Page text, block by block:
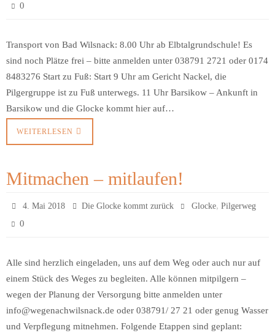
0
Transport von Bad Wilsnack: 8.00 Uhr ab Elbtalgrundschule! Es
sind noch Plätze frei – bitte anmelden unter 038791 2721 oder 0174
8483276 Start zu Fuß: Start 9 Uhr am Gericht Nackel, die
Pilgergruppe ist zu Fuß unterwegs. 11 Uhr Barsikow – Ankunft in
Barsikow und die Glocke kommt hier auf…
WEITERLESEN
Mitmachen – mitlaufen!
4. Mai 2018 Die Glocke kommt zurück Glocke, Pilgerweg
0
Alle sind herzlich eingeladen, uns auf dem Weg oder auch nur auf
einem Stück des Weges zu begleiten. Alle können mitpilgern –
wegen der Planung der Versorgung bitte anmelden unter
info@wegenachwilsnack.de oder 038791/ 27 21 oder genug Wasser
und Verpflegung mitnehmen. Folgende Etappen sind geplant: